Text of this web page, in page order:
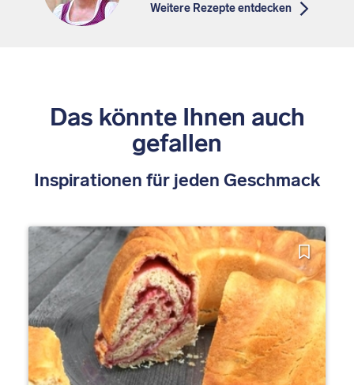
Weitere Rezepte entdecken
Das könnte Ihnen auch
gefallen
Inspirationen für jeden Geschmack